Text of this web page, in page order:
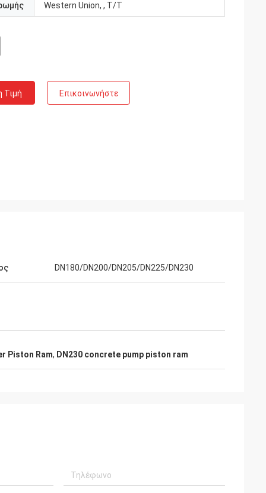
Western Union, , T/T
Τιμή Επικοινωνήστε
DN180/DN200/DN205/DN225/DN230
Piston Ram, DN230 concrete pump piston ram